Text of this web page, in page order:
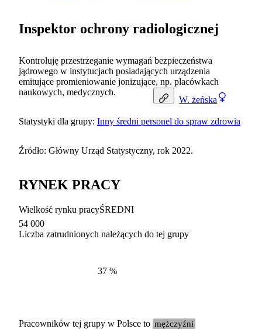
W. żeńska
Inspektor ochrony radiologicznej
Kontroluję przestrzeganie wymagań bezpieczeństwa
jądrowego w instytucjach posiadających urządzenia
emitujące promieniowanie jonizujące, np. placówkach
naukowych, medycznych.
Statystyki dla grupy: Inny średni personel do spraw zdrowia
Źródło: Główny Urząd Statystyczny, rok 2022.
RYNEK PRACY
Wielkość rynku pracyŚREDNI
54 000
Liczba zatrudnionych należących do tej grupy
37 %
Pracowników tej grupy w Polsce to mężczyźni